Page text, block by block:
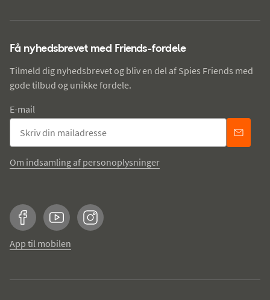
Få nyhedsbrevet med Friends-fordele
Tilmeld dig nyhedsbrevet og bliv en del af Spies Friends med
gode tilbud og unikke fordele.
E-mail
Om indsamling af personoplysninger
FacebookYouTubeInstagram
App til mobilen